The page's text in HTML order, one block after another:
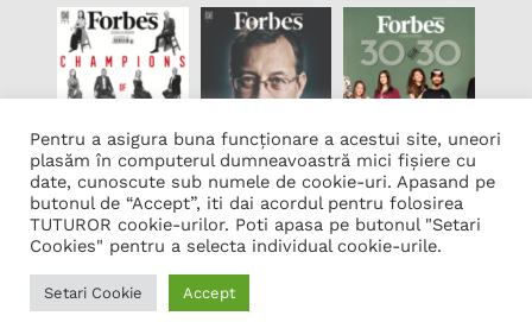
Lista Firme
Transcription Software Vatis Tech
Găzduire web
Pentru a asigura buna funcționare a acestui site, uneori
plasăm în computerul dumneavoastră mici fișiere cu
date, cunoscute sub numele de cookie-uri. Apasand pe
butonul de “Accept”, iti dai acordul pentru folosirea
TUTUROR cookie-urilor. Poti apasa pe butonul "Setari
Cookies" pentru a selecta individual cookie-urile.
Setari Cookie Accept